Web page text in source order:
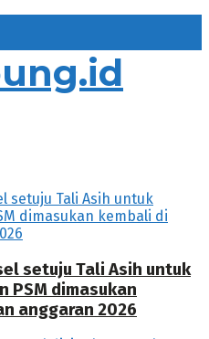
setuju Tali Asih untuk
PSM dimasukan
anggaran 2026